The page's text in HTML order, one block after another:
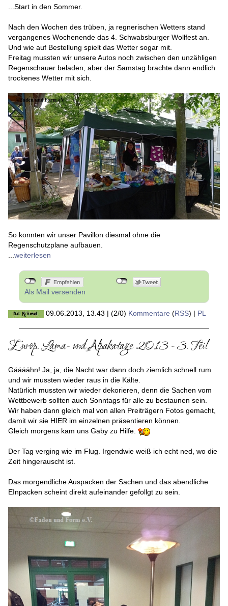
...Start in den Sommer.
Nach den Wochen des trüben, ja regnerischen Wetters stand
vergangenes Wochenende das 4. Schwabsburger Wollfest an.
Und wie auf Bestellung spielt das Wetter sogar mit.
Freitag mussten wir unsere Autos noch zwischen den unzähligen
Regenschauer beladen, aber der Samstag brachte dann endlich
trockenes Wetter mit sich.
So konnten wir unser Pavillon diesmal ohne die
Regenschutzplane aufbauen.
...weiterlesen
Als Mail versenden
09.06.2013, 13.43 | (2/0) Kommentare (RSS) | PL
Europ. Lama- und Alpakatage 2013 - 3. Teil
Gäääähn! Ja, ja, die Nacht war dann doch ziemlich schnell rum
und wir mussten wieder raus in die Kälte.
Natürlich mussten wir wieder dekorieren, denn die Sachen vom
Wettbewerb sollten auch Sonntags für alle zu bestaunen sein.
Wir haben dann gleich mal von allen Preiträgern Fotos gemacht,
damit wir sie HIER im einzelnen präsentieren können.
Gleich morgens kam uns Gaby zu Hilfe.
Der Tag verging wie im Flug. Irgendwie weiß ich echt ned, wo die
Zeit hingerauscht ist.
Das morgendliche Auspacken der Sachen und das abendliche
EInpacken scheint direkt aufeinander gefollgt zu sein.